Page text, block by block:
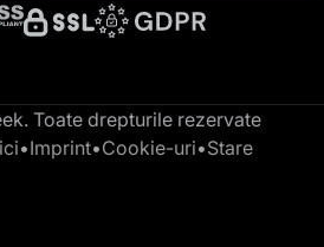
Toate drepturile rezervate
•Imprint•Cookie-uri•Stare